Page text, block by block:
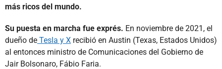
más ricos del mundo.
Su puesta en marcha fue exprés. En noviembre de 2021, el
dueño de Tesla y X recibió en Austin (Texas, Estados Unidos)
al entonces ministro de Comunicaciones del Gobierno de
Jair Bolsonaro, Fábio Faria.